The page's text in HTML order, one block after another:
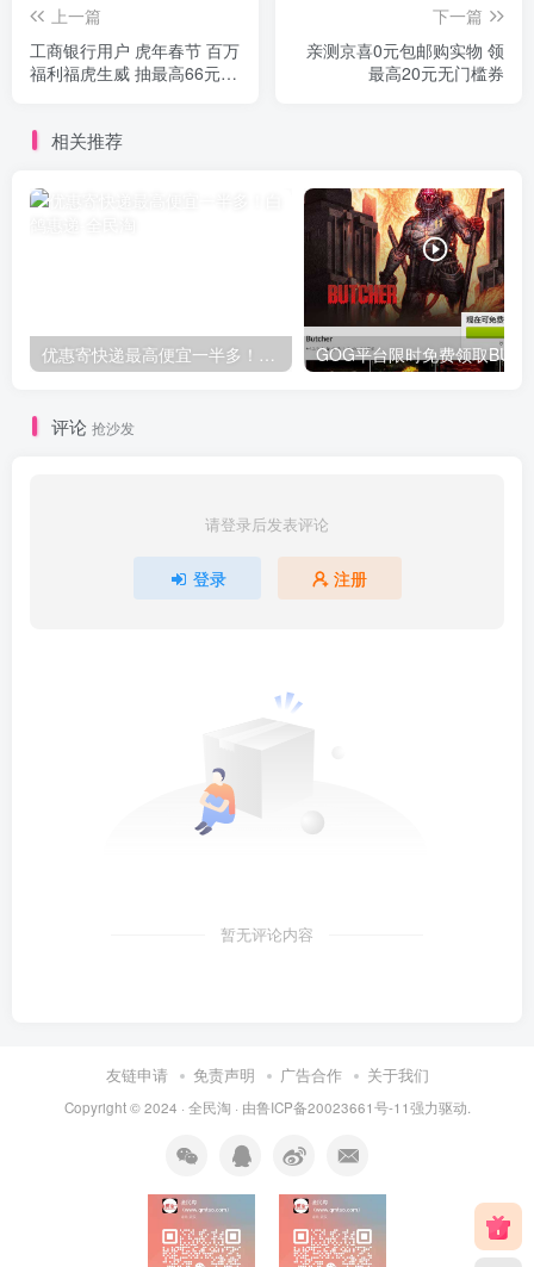
上一篇
工商银行用户 虎年春节 百万
福利福虎生威 抽最高66元微
下一篇
亲测京喜0元包邮购实物 领
最高20元无门槛券
相关推荐
优惠寄快递最高便宜一半多！白鸽惠递
评论 抢沙发
请登录后发表评论
登录 注册
暂无评论内容
友链申请 免责声明 广告合作 关于我们
Copyright © 2024 · 全民淘 · 由鲁ICP备20023661号-11强力驱动.